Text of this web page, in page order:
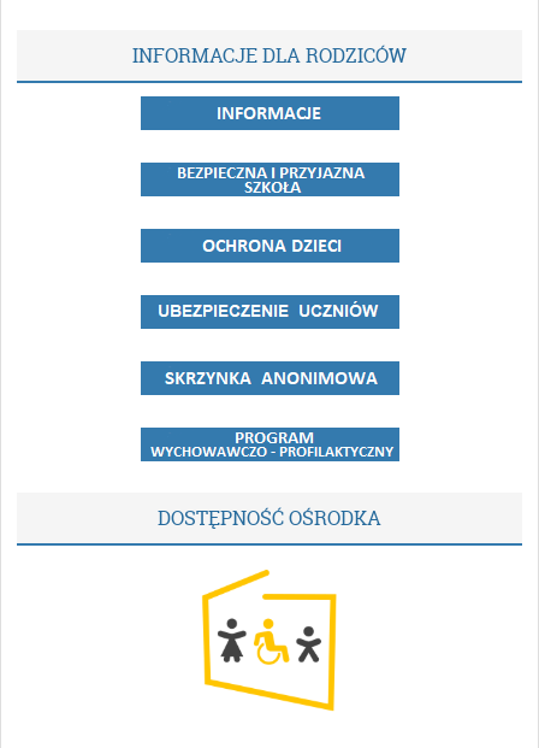
INFORMACJE DLA RODZICÓW
DOSTĘPNOŚĆ OŚRODKA